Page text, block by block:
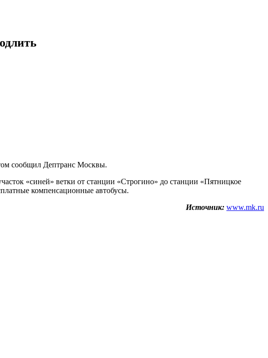
сообщил Дептранс Москвы.
«синей» ветки от станции «Строгино» до станции «Пятницкое
компенсационные автобусы.
Источник: www.mk.ru